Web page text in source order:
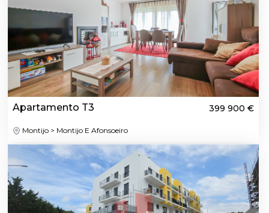
Apartamento T3 399 900 €
Montijo > Montijo E Afonsoeiro